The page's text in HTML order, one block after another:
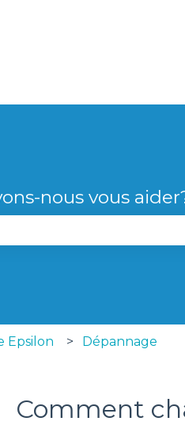
nous vous
champ de recherche est
Epsilon Dépannage
Comment